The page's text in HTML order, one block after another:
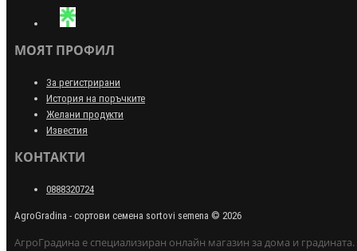
МОЯТ ПРОФИЛ
За регистрирани
История на поръчките
Желани продукти
Известия
КОНТАКТИ
0888320724
AgroGradina - сортови семена sortovi semena © 2026
АгроГрадина е специализиран онлайн магазин за дома и градината.